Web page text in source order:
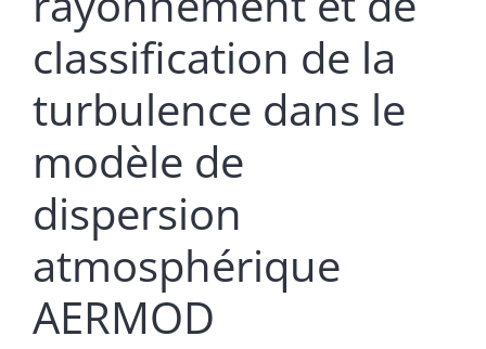
classification de la
turbulence dans le
modèle de
dispersion
atmosphérique
AERMOD